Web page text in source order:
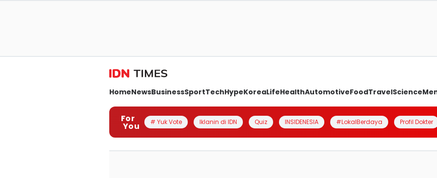
HomeNewsBusinessSportTechHypeKoreaLifeHealthAutomotiveFoodTravelScience
For
You # Yuk Vote Iklanin di IDN Quiz INSIDENESIA #LokalBerdaya Profil Dokter